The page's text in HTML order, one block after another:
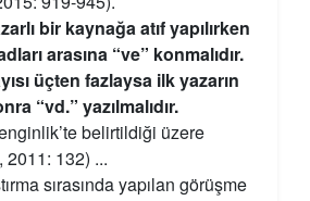
bir kaynağa atıf yapılırken
arasına “ve” konmalıdır.
üçten fazlaysa ilk yazarın
“vd.” yazılmalıdır.
belirtildiği üzere
2011: 132) ...
sırasında yapılan görüşme